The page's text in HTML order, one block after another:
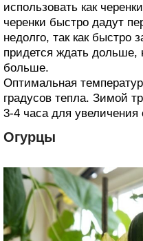
использовать как
черенки быстро дадут
недолго, так как быстро
придется ждать дольше,
больше.
Оптимальная
градусов тепла. Зимой
3-4 часа для увеличения
Огурцы